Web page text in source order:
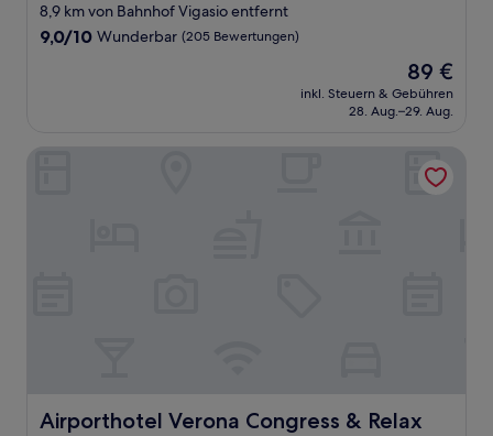
Sterne-
Unterkunft
8,9 km von Bahnhof Vigasio entfernt
9.0
9,0/10 Wunderbar (205 Bewertungen)
Der
Preis
beträgt
89 €
inkl. Steuern & Gebühren
28. Aug.–29. Aug.
Airporthotel Verona Congress & Relax
Airporthotel Verona Congress & Relax